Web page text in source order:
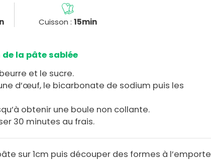
Cuisson :15min
la pâte sablée
et le sucre.
d’œuf, le bicarbonate de sodium puis les
obtenir une boule non collante.
30 minutes au frais.
sur 1cm puis découper des formes à l’emporte